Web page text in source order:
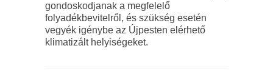
gondoskodjanak a megfelelő
folyadékbevitelről, és szükség esetén
vegyék igénybe az Újpesten elérhető
klimatizált helyiségeket.